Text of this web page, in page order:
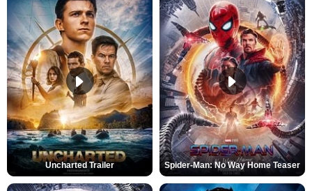
Uncharted Trailer Spider-Man: No Way Home Teaser